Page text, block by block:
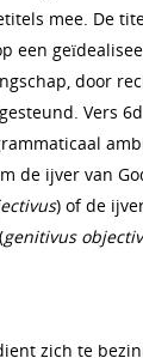
mee. De
een
door
Vers
de ijver van
) of de
genitivus
zich te